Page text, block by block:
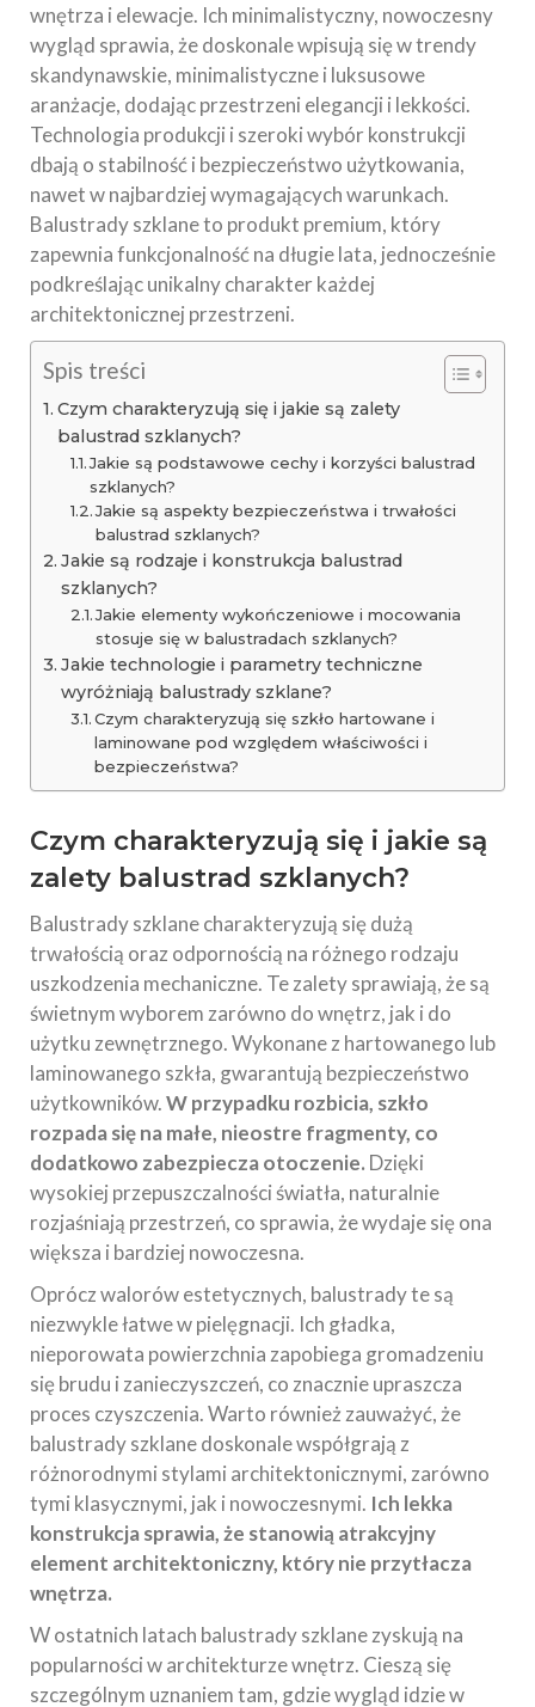
wnętrza i elewacje. Ich minimalistyczny, nowoczesny
wygląd sprawia, że doskonale wpisują się w trendy
skandynawskie, minimalistyczne i luksusowe
aranżacje, dodając przestrzeni elegancji i lekkości.
Technologia produkcji i szeroki wybór konstrukcji
dbają o stabilność i bezpieczeństwo użytkowania,
nawet w najbardziej wymagających warunkach.
Balustrady szklane to produkt premium, który
zapewnia funkcjonalność na długie lata, jednocześnie
podkreślając unikalny charakter każdej
architektonicznej przestrzeni.
Spis treści
Czym charakteryzują się i jakie są zalety
balustrad szklanych?
Jakie są podstawowe cechy i korzyści balustrad
szklanych?
Jakie są aspekty bezpieczeństwa i trwałości
balustrad szklanych?
Jakie są rodzaje i konstrukcja balustrad
szklanych?
Jakie elementy wykończeniowe i mocowania
stosuje się w balustradach szklanych?
Jakie technologie i parametry techniczne
wyróżniają balustrady szklane?
Czym charakteryzują się szkło hartowane i
laminowane pod względem właściwości i
bezpieczeństwa?
Czym charakteryzują się i jakie są
zalety balustrad szklanych?
Balustrady szklane charakteryzują się dużą
trwałością oraz odpornością na różnego rodzaju
uszkodzenia mechaniczne. Te zalety sprawiają, że są
świetnym wyborem zarówno do wnętrz, jak i do
użytku zewnętrznego. Wykonane z hartowanego lub
laminowanego szkła, gwarantują bezpieczeństwo
użytkowników.W przypadku rozbicia, szkło
rozpada się na małe, nieostre fragmenty, co
dodatkowo zabezpiecza otoczenie. Dzięki
wysokiej przepuszczalności światła, naturalnie
rozjaśniają przestrzeń, co sprawia, że wydaje się ona
większa i bardziej nowoczesna.
Oprócz walorów estetycznych, balustrady te są
niezwykle łatwe w pielęgnacji. Ich gładka,
nieporowata powierzchnia zapobiega gromadzeniu
się brudu i zanieczyszczeń, co znacznie upraszcza
proces czyszczenia. Warto również zauważyć, że
balustrady szklane doskonale współgrają z
różnorodnymi stylami architektonicznymi, zarówno
tymi klasycznymi, jak i nowoczesnymi. Ich lekka
konstrukcja sprawia, że stanowią atrakcyjny
element architektoniczny, który nie przytłacza
wnętrza.
W ostatnich latach balustrady szklane zyskują na
popularności w architekturze wnętrz. Cieszą się
szczególnym uznaniem tam, gdzie wygląd idzie w